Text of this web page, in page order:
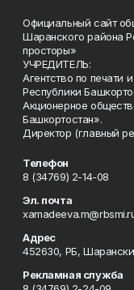
Официальный сайт
Шаранского района
просторы»
УЧРЕДИТЕЛЬ:
Агентство по
Республики
Акционерное
Башкортостан».
Директор (главный
Телефон
8 (34769) 2-14-08
Эл. почта
Адрес
452630, РБ,
Рекламная служба